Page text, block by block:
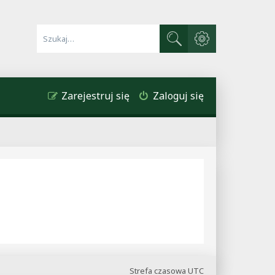
Szukaj
Wyszukiwanie
Zaloguj się
Zarejestruj się
Strefa czasowa UTC